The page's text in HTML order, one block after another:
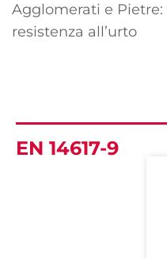
Agglomerati e
resistenza all’urto
EN 14617-9